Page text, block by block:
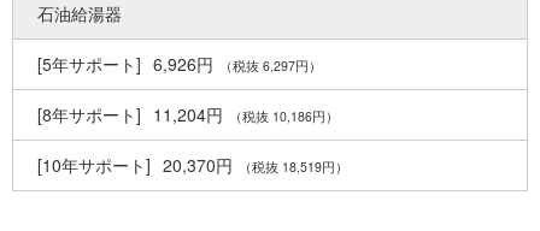
石油給湯器
6,926円 （税抜 6,297円）
11,204円 （税抜 10,186円）
20,370円 （税抜 18,519円）